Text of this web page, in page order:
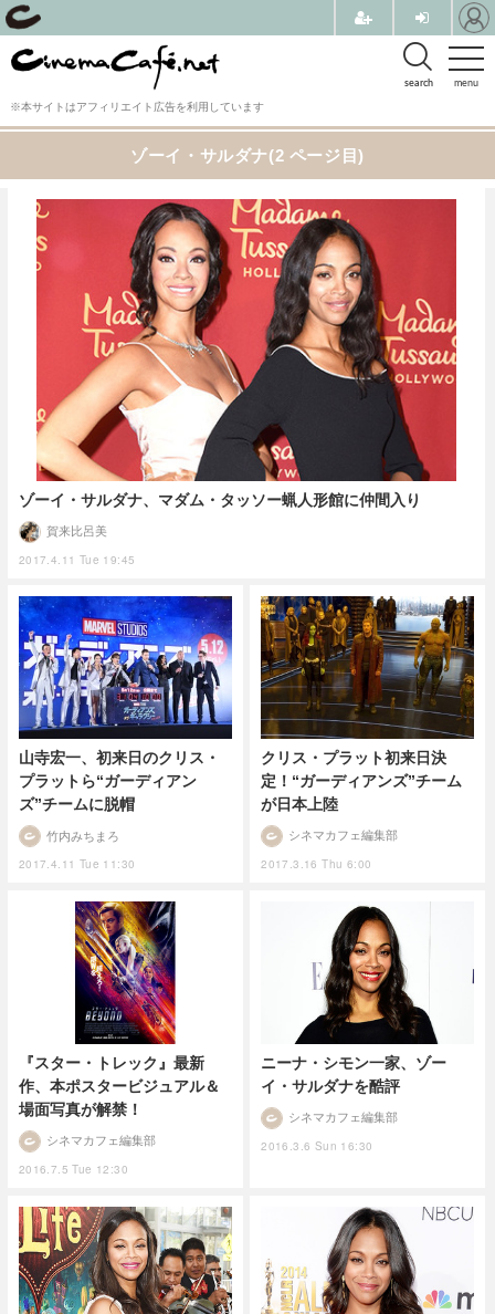
menu
search
※本サイトはアフィリエイト広告を利用しています
ゾーイ・サルダナ(2 ページ目)
ゾーイ・サルダナ、マダム・タッソー蝋人形館に仲間入り
2017.4.11 Tue 19:45
賀来比呂美
山寺宏一、初来日のクリス・
プラットら“ガーディアン
ズ”チームに脱帽
2017.4.11 Tue 11:30
竹内みちまろ
クリス・プラット初来日決
定！“ガーディアンズ”チーム
が日本上陸
2017.3.16 Thu 6:00
シネマカフェ編集部
『スター・トレック』最新
作、本ポスタービジュアル＆
場面写真が解禁！
2016.7.5 Tue 12:30
シネマカフェ編集部
ニーナ・シモン一家、ゾー
イ・サルダナを酷評
2016.3.6 Sun 16:30
シネマカフェ編集部